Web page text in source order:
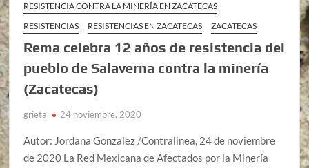
RESISTENCIA CONTRA LA MINERÍA EN ZACATECAS
RESISTENCIAS
RESISTENCIAS EN ZACATECAS ZACATECAS
Rema celebra 12 años de resistencia del
pueblo de Salaverna contra la minería
(Zacatecas)
grieta 24 noviembre, 2020
Autor: Jordana Gonzalez /Contralinea, 24 de noviembre
de 2020 La Red Mexicana de Afectados por la Minería